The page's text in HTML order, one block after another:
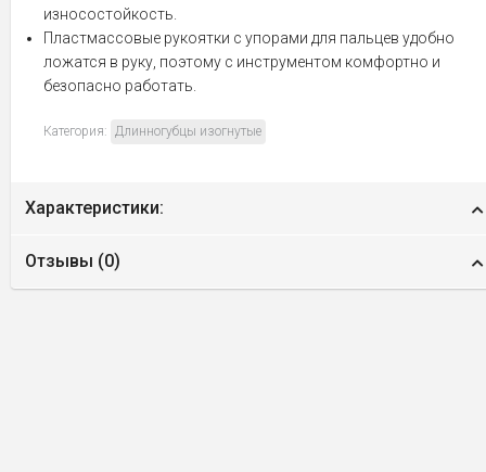
износостойкость.
Пластмассовые рукоятки с упорами для пальцев удобно
ложатся в руку, поэтому с инструментом комфортно и
безопасно работать.
Категория: Длинногубцы изогнутые
Характеристики:
Отзывы (0)